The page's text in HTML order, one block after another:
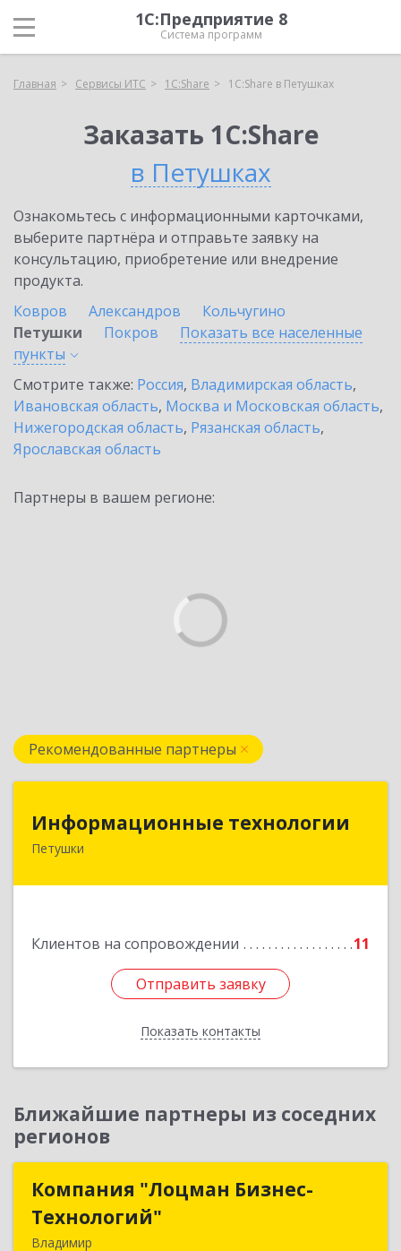
1С:Предприятие 8
Система программ
Главная Сервисы ИТС 1С:Share 1С:Share в Петушках
Заказать 1С:Share
в Петушках
Ознакомьтесь с информационными карточками,
выберите партнёра и отправьте заявку на
консультацию, приобретение или внедрение
продукта.
Ковров
Александров
Кольчугино
Петушки
Покров
Показать все населенные
пункты
Смотрите также: Россия, Владимирская область,
Ивановская область, Москва и Московская область,
Нижегородская область, Рязанская область,
Ярославская область
Партнеры в вашем регионе:
Рекомендованные партнеры
Информационные технологии
Петушки
Клиентов на сопровождении 11
Отправить заявку
Показать контакты
Информационные технологии
Отправить заявку
Назад
Ближайшие партнеры из соседних
регионов
Компания "Лоцман Бизнес-
Технологий"
Владимир
Компания "Лоцман Бизнес-